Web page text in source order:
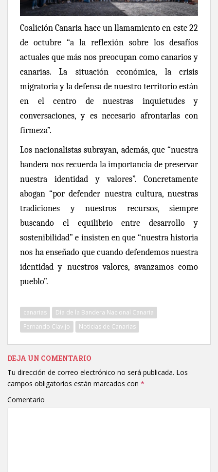
Coalición Canaria hace un llamamiento en este 22
de octubre “a la reflexión sobre los desafíos
actuales que más nos preocupan como canarios y
canarias. La situación económica, la crisis
migratoria y la defensa de nuestro territorio están
en el centro de nuestras inquietudes y
conversaciones, y es necesario afrontarlas con
firmeza”.
Los nacionalistas subrayan, además, que “nuestra
bandera nos recuerda la importancia de preservar
nuestra identidad y valores”. Concretamente
abogan “pordefender nuestra cultura, nuestras
tradiciones y nuestros recursos, siempre
buscando el equilibrio entre desarrollo y
sostenibilidad” e insisten en que “nuestra historia
nos ha enseñado que cuando defendemos nuestra
identidad y nuestros valores, avanzamos como
pueblo”.
canarias
Día de la Bandera Nacional Canaria
Fernando Clavijo
Noticias de Canarias
DEJA UN COMENTARIO
Tu dirección de correo electrónico no será publicada. Los
campos obligatorios están marcados con *
Comentario